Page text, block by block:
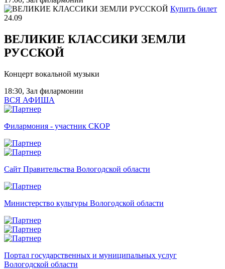
Купить билет
24.09
ВЕЛИКИЕ КЛАССИКИ ЗЕМЛИ
РУССКОЙ
Концерт вокальной музыки
18:30, Зал филармонии
ВСЯ АФИША
Филармония - участник СКОР
Сайт Правительства Вологодской области
Министерство культуры Вологодской области
Портал государственных и муниципальных услуг
Вологодской области